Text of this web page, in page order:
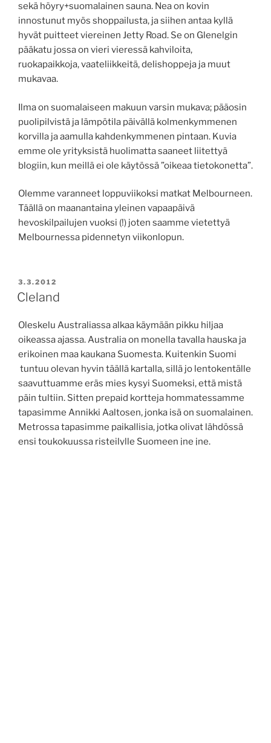
sekä höyry+suomalainen sauna. Nea on kovin
innostunut myös shoppailusta, ja siihen antaa kyllä
hyvät puitteet viereinen Jetty Road. Se on Glenelgin
pääkatu jossa on vieri vieressä kahviloita,
ruokapaikkoja, vaateliikkeitä, delishoppeja ja muut
mukavaa.
Ilma on suomalaiseen makuun varsin mukava; pääosin
puolipilvistä ja lämpötila päivällä kolmenkymmenen
korvilla ja aamulla kahdenkymmenen pintaan. Kuvia
emme ole yrityksistä huolimatta saaneet liitettyä
blogiin, kun meillä ei ole käytössä ”oikeaa tietokonetta”.
Olemme varanneet loppuviikoksi matkat Melbourneen.
Täällä on maanantaina yleinen vapaapäivä
hevoskilpailujen vuoksi (!) joten saamme vietettyä
Melbournessa pidennetyn viikonlopun.
JULKAISTU
3.3.2012
Cleland
Oleskelu Australiassa alkaa käymään pikku hiljaa
oikeassa ajassa. Australia on monella tavalla hauska ja
erikoinen maa kaukana Suomesta. Kuitenkin Suomi
tuntuu olevan hyvin täällä kartalla, sillä jo lentokentälle
saavuttuamme eräs mies kysyi Suomeksi, että mistä
päin tultiin. Sitten prepaid kortteja hommatessamme
tapasimme Annikki Aaltosen, jonka isä on suomalainen.
Metrossa tapasimme paikallisia, jotka olivat lähdössä
ensi toukokuussa risteilylle Suomeen jne jne.